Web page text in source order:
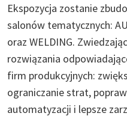
Ekspozycja zostanie
salonów tematycznych:
oraz WELDING.
rozwiązania
firm produkcyjnych:
ograniczanie strat,
automatyzacji i lepsze